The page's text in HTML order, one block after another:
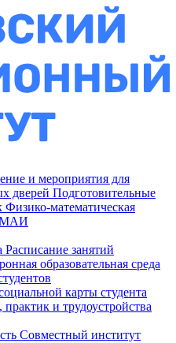
и мероприятия для
дверей Подготовительные
Физико-математическая
МАИ
Расписание занятий
образовательная среда
карты студента
и трудоустройства
Совместный институт